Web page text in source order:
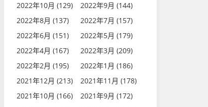
2022年10月 (129)
2022年9月 (144)
2022年8月 (137)
2022年7月 (157)
2022年6月 (151)
2022年5月 (179)
2022年4月 (167)
2022年3月 (209)
2022年2月 (195)
2022年1月 (186)
2021年12月 (213)
2021年11月 (178)
2021年10月 (166)
2021年9月 (172)